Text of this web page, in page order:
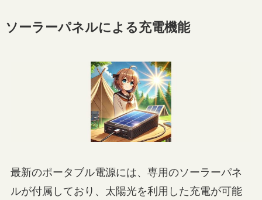
ソーラーパネルによる充電機能
最新のポータブル電源には、専用のソーラーパネ
ルが付属しており、太陽光を利用した充電が可能